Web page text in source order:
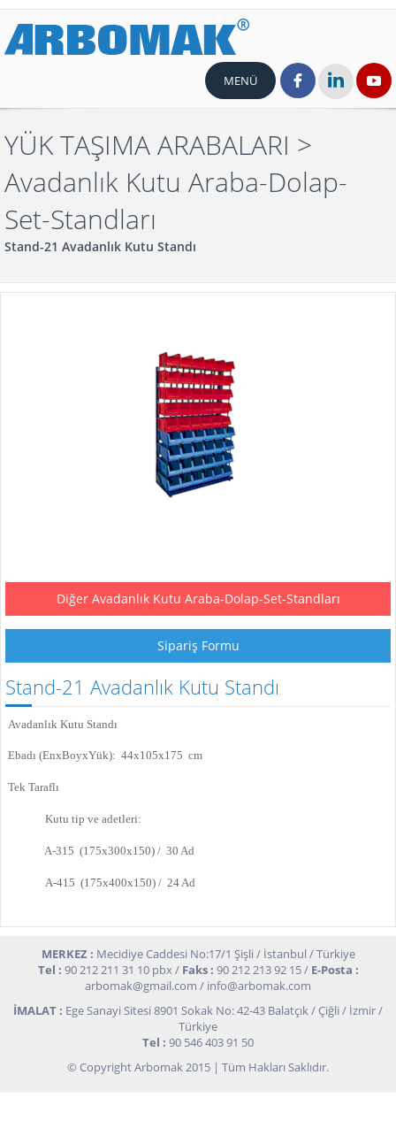
MENÜ
YÜK TAŞIMA ARABALARI >
Avadanlık Kutu Araba-Dolap-
Set-Standları
Stand-21 Avadanlık Kutu Standı
Diğer Avadanlık Kutu Araba-Dolap-Set-Standları
Sipariş Formu
Stand-21 Avadanlık Kutu Standı
Avadanlık Kutu Standı
Ebadı (EnxBoyxYük): 44x105x175 cm
Tek Taraflı
Kutu tip ve adetleri:
A-315 (175x300x150) / 30 Ad
A-415 (175x400x150) / 24 Ad
MERKEZ : Mecidiye Caddesi No:17/1 Şişli / İstanbul / Türkiye
Tel : 90 212 211 31 10 pbx / Faks : 90 212 213 92 15 / E-Posta :
arbomak@gmail.com / info@arbomak.com
İMALAT : Ege Sanayi Sitesi 8901 Sokak No: 42-43 Balatçık / Çiğli / İzmir /
Türkiye
Tel : 90 546 403 91 50
© Copyright Arbomak 2015 | Tüm Hakları Saklıdır.